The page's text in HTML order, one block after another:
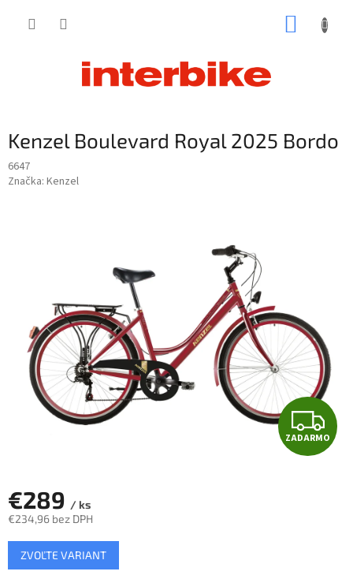
Kenzel Boulevard Royal 2025 Bordo
6647
Značka: Kenzel
Z
A
ZADARMO
€289 / ks
€234,96 bez DPH
Jednotková
cena:
ZVOĽTE VARIANT